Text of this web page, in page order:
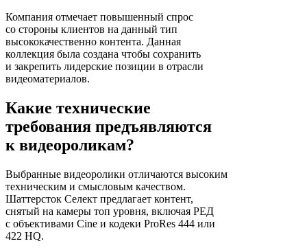
Компания отмечает повышенный спрос
со стороны клиентов на данный тип
высококачественно контента. Данная
коллекция была создана чтобы сохранить
и закрепить лидерские позиции в отрасли
видеоматериалов.
Какие технические
требования предъявляются
к видеороликам?
Выбранные видеоролики отличаются высоким
техническим и смысловым качеством.
Шаттерсток Селект предлагает контент,
снятый на камеры топ уровня, включая РЕД
с объективами Cine и кодеки ProRes 444 или
422 HQ.